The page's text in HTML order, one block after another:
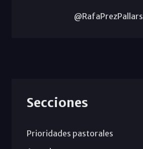
@RafaPrezPallars
Secciones
Prioridades pastorales